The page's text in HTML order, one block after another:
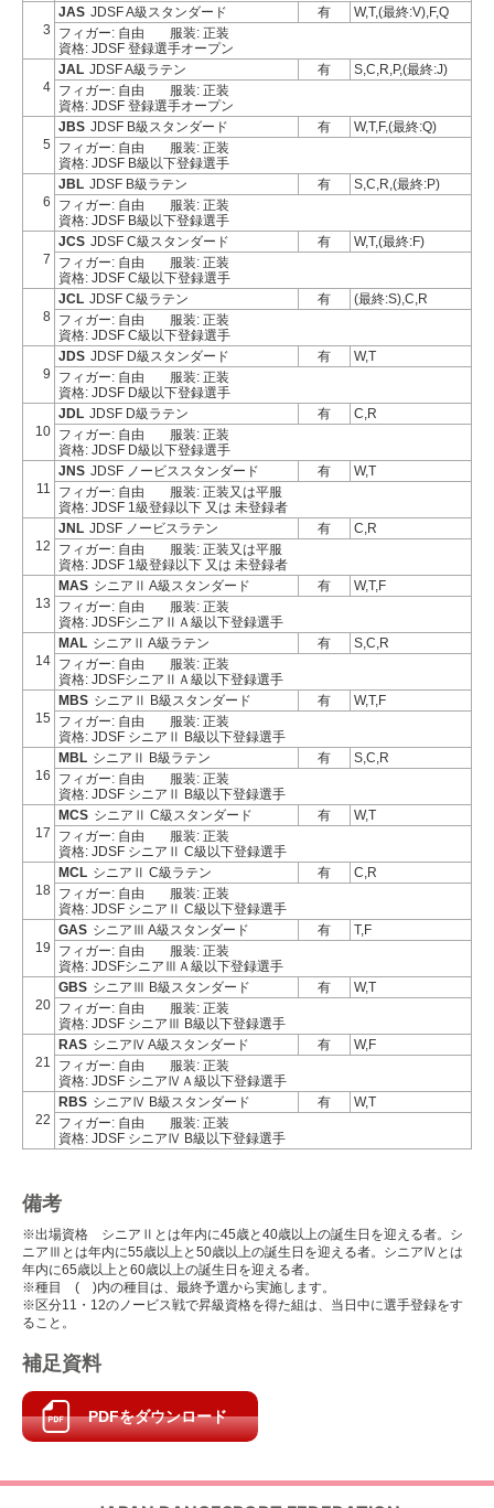
3
JAS JDSF A級スタンダード 有
W,T,(最終:V),F,Q
フィガー: 自由
服装: 正装
資格: JDSF 登録選手オープン
4
JAL JDSF A級ラテン 有
S,C,R,P,(最終:J)
フィガー: 自由
服装: 正装
資格: JDSF 登録選手オープン
5
JBS JDSF B級スタンダード 有
W,T,F,(最終:Q)
フィガー: 自由
服装: 正装
資格: JDSF B級以下登録選手
6
JBL JDSF B級ラテン 有
S,C,R,(最終:P)
フィガー: 自由
服装: 正装
資格: JDSF B級以下登録選手
7
JCS JDSF C級スタンダード 有
W,T,(最終:F)
フィガー: 自由
服装: 正装
資格: JDSF C級以下登録選手
8
JCL JDSF C級ラテン 有
(最終:S),C,R
フィガー: 自由
服装: 正装
資格: JDSF C級以下登録選手
9
JDS JDSF D級スタンダード 有
W,T
フィガー: 自由
服装: 正装
資格: JDSF D級以下登録選手
10
JDL JDSF D級ラテン 有
C,R
フィガー: 自由
服装: 正装
資格: JDSF D級以下登録選手
11
JNS JDSF ノービススタンダード 有
W,T
フィガー: 自由
服装: 正装又は平服
資格: JDSF 1級登録以下 又は 未登録者
12
JNL JDSF ノービスラテン 有
C,R
フィガー: 自由
服装: 正装又は平服
資格: JDSF 1級登録以下 又は 未登録者
13
MAS シニアⅡ A級スタンダード 有
W,T,F
フィガー: 自由
服装: 正装
資格: JDSFシニアⅡＡ級以下登録選手
14
MAL シニアⅡ A級ラテン 有
S,C,R
フィガー: 自由
服装: 正装
資格: JDSFシニアⅡＡ級以下登録選手
15
MBS シニアⅡ B級スタンダード 有
W,T,F
フィガー: 自由
服装: 正装
資格: JDSF シニアⅡ B級以下登録選手
16
MBL シニアⅡ B級ラテン 有
S,C,R
フィガー: 自由
服装: 正装
資格: JDSF シニアⅡ B級以下登録選手
17
MCS シニアⅡ C級スタンダード 有
W,T
フィガー: 自由
服装: 正装
資格: JDSF シニアⅡ C級以下登録選手
18
MCL シニアⅡ C級ラテン 有
C,R
フィガー: 自由
服装: 正装
資格: JDSF シニアⅡ C級以下登録選手
19
GAS シニアⅢ A級スタンダード 有
T,F
フィガー: 自由
服装: 正装
資格: JDSFシニアⅢＡ級以下登録選手
20
GBS シニアⅢ B級スタンダード 有
W,T
フィガー: 自由
服装: 正装
資格: JDSF シニアⅢ B級以下登録選手
21
RAS シニアⅣ A級スタンダード 有
W,F
フィガー: 自由
服装: 正装
資格: JDSF シニアⅣＡ級以下登録選手
22
RBS シニアⅣ B級スタンダード 有
W,T
フィガー: 自由
服装: 正装
資格: JDSF シニアⅣ B級以下登録選手
備考
※出場資格 シニアⅡとは年内に45歳と40歳以上の誕生日を迎える者。シ
ニアⅢとは年内に55歳以上と50歳以上の誕生日を迎える者。シニアⅣとは
年内に65歳以上と60歳以上の誕生日を迎える者。
※種目 ( )内の種目は、最終予選から実施します。
※区分11・12のノービス戦で昇級資格を得た組は、当日中に選手登録をす
ること。
補足資料
PDFをダウンロード